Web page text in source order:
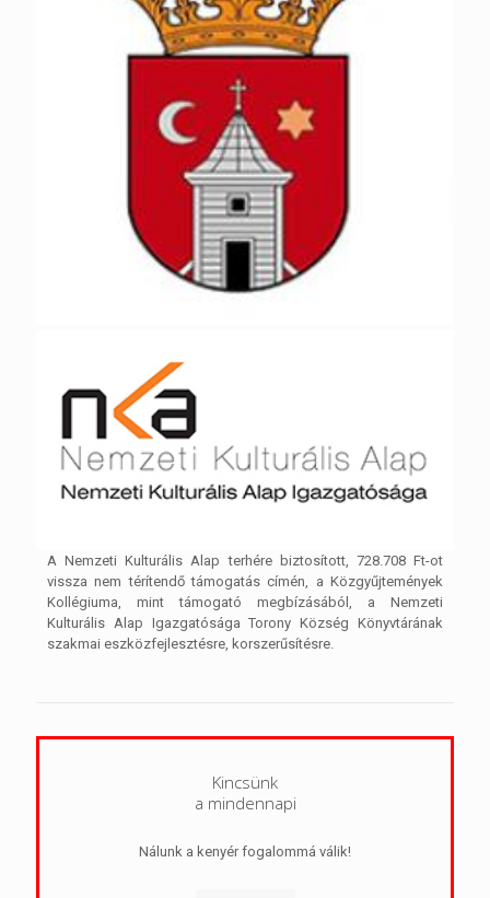
A Nemzeti Kulturális Alap terhére biztosított, 728.708 Ft-ot
vissza nem térítendő támogatás címén, a Közgyűjtemények
Kollégiuma, mint támogató megbízásából, a Nemzeti
Kulturális Alap Igazgatósága Torony Község Könyvtárának
szakmai eszközfejlesztésre, korszerűsítésre.
Kincsünk
a mindennapi
Nálunk a kenyér fogalommá válik!